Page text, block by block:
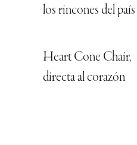
los rincones del país
Heart Cone Chair,
directa al corazón